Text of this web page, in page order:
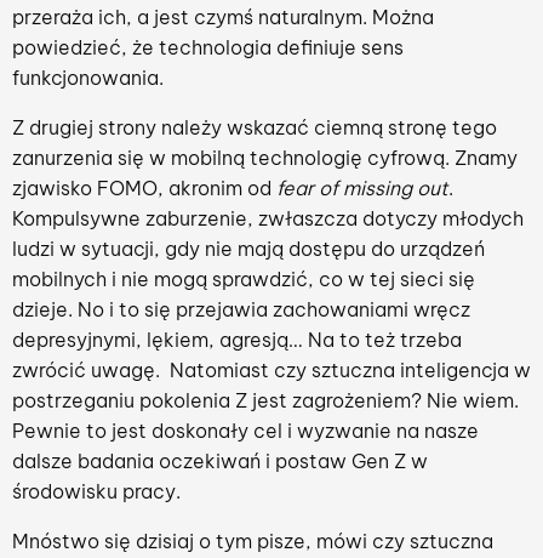
przeraża ich, a jest czymś naturalnym. Można
powiedzieć, że technologia definiuje sens
funkcjonowania.
Z drugiej strony należy wskazać ciemną stronę tego
zanurzenia się w mobilną technologię cyfrową. Znamy
zjawisko FOMO, akronim od fear of missing out.
Kompulsywne zaburzenie, zwłaszcza dotyczy młodych
ludzi w sytuacji, gdy nie mają dostępu do urządzeń
mobilnych i nie mogą sprawdzić, co w tej sieci się
dzieje. No i to się przejawia zachowaniami wręcz
depresyjnymi, lękiem, agresją… Na to też trzeba
zwrócić uwagę. Natomiast czy sztuczna inteligencja w
postrzeganiu pokolenia Z jest zagrożeniem? Nie wiem.
Pewnie to jest doskonały cel i wyzwanie na nasze
dalsze badania oczekiwań i postaw Gen Z w
środowisku pracy.
Mnóstwo się dzisiaj o tym pisze, mówi czy sztuczna